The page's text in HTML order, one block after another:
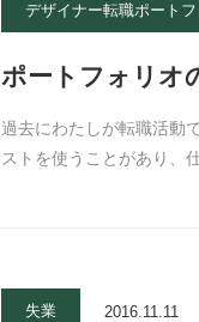
デザイナー転職ポート
ポートフォリオ
過去にわたしが転職活動
ストを使うことがあり、
失業 2016.11.11